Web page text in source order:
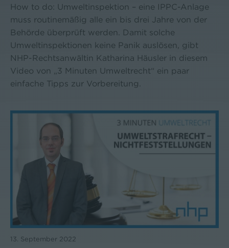
How to do: Umweltinspektion – eine IPPC-Anlage
muss routinemäßig alle ein bis drei Jahre von der
Behörde überprüft werden. Damit solche
Umweltinspektionen keine Panik auslösen, gibt
NHP-Rechtsanwältin Katharina Häusler in diesem
Video von „3 Minuten Umweltrecht“ ein paar
einfache Tipps zur Vorbereitung.
13. September 2022